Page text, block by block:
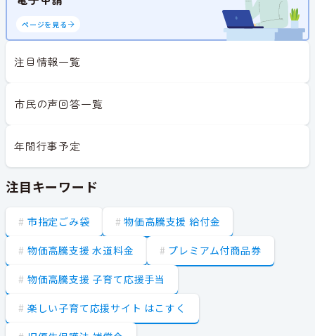
ページを見る
注目情報一覧
市民の声回答一覧
年間行事予定
注目キーワード
市指定ごみ袋 物価高騰支援 給付金
物価高騰支援 水道料金 プレミアム付商品券
物価高騰支援 子育て応援手当
楽しい子育て応援サイト はこすく